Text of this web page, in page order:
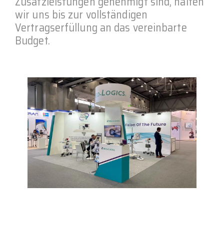
wir uns bis zur vollständigen
Vertragserfüllung an das vereinbarte
Budget.